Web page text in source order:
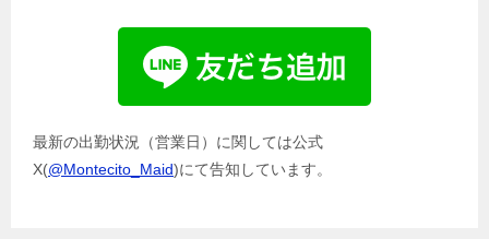
最新の出勤状況（営業日）に関しては公式
X(@Montecito_Maid)にて告知しています。